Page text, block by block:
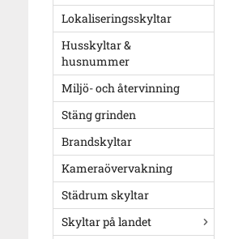
Lokaliseringsskyltar
Husskyltar &
husnummer
Miljö- och återvinning
Stäng grinden
Brandskyltar
Kameraövervakning
Städrum skyltar
Skyltar på landet